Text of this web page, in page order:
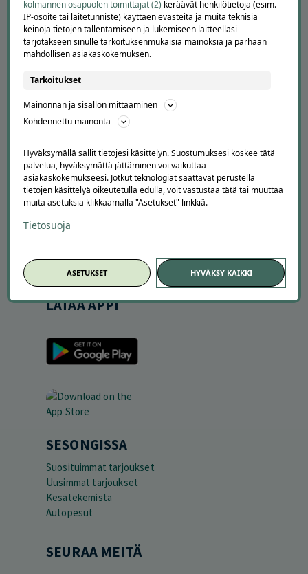
Peruuta tilaus
Asiakaspalvelu
Kuinka Offerilla toimii
Usein kysytyt kysymykset
TUTUSTU MEIHIN
Tietoa meistä
Tilaa uutiskirje
Avoimet työpaikat
Offerilla mediassa
Markkinoi Offerillassa
LATAA APPI
SESONGISSA
Suosituimmat tarjoukset
Uusimmat tarjoukset
Kesätekemistä
Autopesut
SEURAA MEITÄ
kolmannen osapuolen toimittajat (2) keräävät henkilötietoja (esim.
IP-osoite tai laitetunniste) käyttäen evästeitä ja muita teknisiä
keinoja tietojen tallentamiseen ja lukemiseen laitteellasi
tarjotakseen sinulle tarkoituksenmukaisia mainoksia ja parhaan
mahdollisen asiakaskokemuksen.
Tarkoitukset
Mainonnan ja sisällön mittaaminen
Kohdennettu mainonta
Hyväksymällä sallit tietojesi käsittelyn. Suostumuksesi koskee tätä
palvelua, hyväksymättä jättäminen voi vaikuttaa
asiakaskokemukseesi. Jotkut teknologiat saattavat perustella
tietojen käsittelyä oikeutetulla edulla, voit vastustaa tätä tai muuttaa
muita asetuksia klikkaamalla "Asetukset" linkkiä.
Tietosuoja
ASETUKSET HYVÄKSY KAIKKI